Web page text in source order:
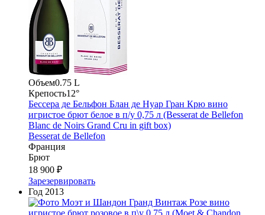
Объем0.75 L
Крепость12°
Бессера де Бельфон Блан де Нуар Гран Крю вино
игристое брют белое в п/у 0,75 л (Besserat de Bellefon
Blanc de Noirs Grand Cru in gift box)
Besserat de Bellefon
Франция
Брют
18 900 ₽
Зарезервировать
Год 2013